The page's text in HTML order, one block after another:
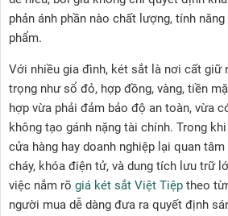
phản ánh phần nào chất lượng, tính
phẩm.
Với nhiều gia đình, két sắt là nơi cất giữ
trọng như sổ đỏ, hợp đồng, vàng, tiền
hợp vừa phải đảm bảo độ an toàn, vừa
không tạo gánh nặng tài chính. Trong
cửa hàng hay doanh nghiệp lại quan
cháy, khóa điện tử, và dung tích lưu trữ
việc nắm rõ giá két sắt Việt Tiệp theo
người mua dễ dàng đưa ra quyết định